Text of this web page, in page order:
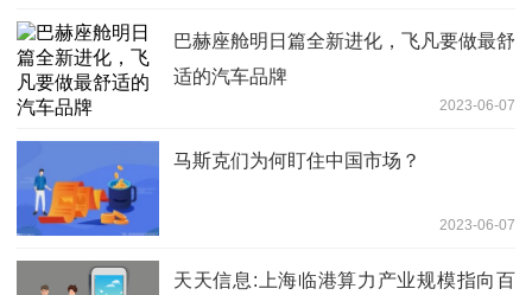
巴赫座舱明日篇全新进化，飞凡要做最舒
适的汽车品牌
2023-06-07
马斯克们为何盯住中国市场？
2023-06-07
天天信息:上海临港算力产业规模指向百